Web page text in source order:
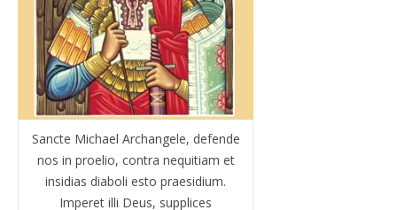
Sancte Michael Archangele, defende
nos in proelio, contra nequitiam et
insidias diaboli esto praesidium.
Imperet illi Deus, supplices